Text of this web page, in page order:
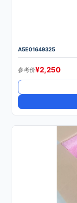
A5E01649325
参考价¥2,250